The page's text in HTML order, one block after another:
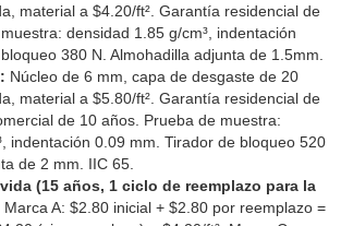
material a $4.20/ft². Garantía residencial de
densidad 1.85 g/cm³, indentación
380 N. Almohadilla adjunta de 1.5mm.
Núcleo de 6 mm, capa de desgaste de 20
material a $5.80/ft². Garantía residencial de
de 10 años. Prueba de muestra:
indentación 0.09 mm. Tirador de bloqueo 520
de 2 mm. IIC 65.
(15 años, 1 ciclo de reemplazo para la
Marca A: $2.80 inicial + $2.80 por reemplazo =